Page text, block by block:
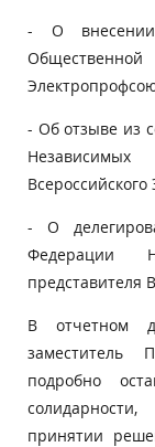
- О внесении
- Об отзыве из
Независимых
- О
Федерации
представителя
В отчетном
заместитель
подробно
принятии